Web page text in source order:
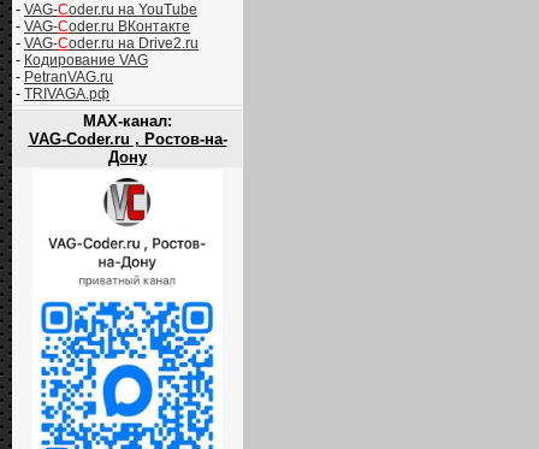
- VAG-Coder.ru на YouTube
- VAG-Coder.ru ВКонтакте
- VAG-Coder.ru на Drive2.ru
- Кодирование VAG
- PetranVAG.ru
- TRIVAGA.рф
MAX-канал:
VAG-Coder.ru , Ростов-на-
Дону